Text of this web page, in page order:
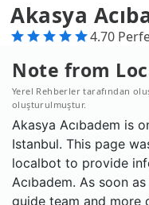
Akasya
4.70
Note from
Yerel Rehberler tarafından
oluşturulmuştur.
Akasya Acıbadem is
Istanbul. This page
localbot to provide
Acıbadem. As soon
guide team and more